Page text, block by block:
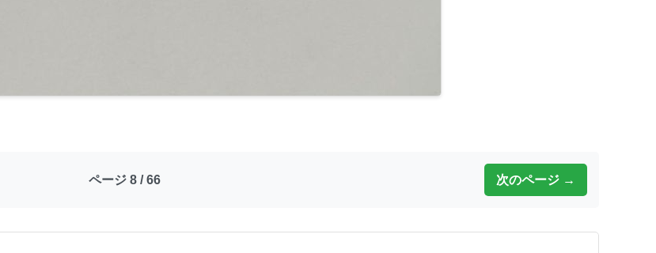
ページ 8 / 66 次のページ →